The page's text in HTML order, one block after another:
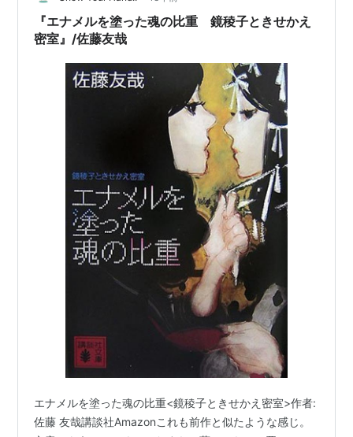
ス革命の頃生まれたルソー的自我が近代化して 産業革命
によって近代的自我…
『エナメルを塗った魂の比重 鏡稜子ときせかえ
密室』/佐藤友哉
エナメルを塗った魂の比重<鏡稜子ときせかえ密室>作者:
佐藤 友哉講談社Amazonこれも前作と似たような感じ。